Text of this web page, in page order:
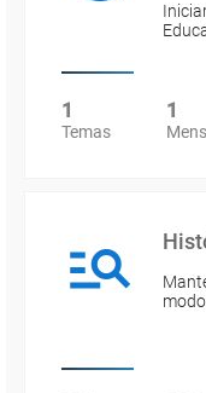
1
Temas
1